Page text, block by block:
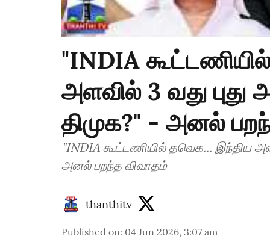
"INDIA
அளவில் 3 வது
திமுக?" - அனல்
"INDIA கூட்டணியில் தவெக... இந்திய
அனல் பறந்த விவாதம்
thanthitv
Published on: 04 Jun 2026, 3:07 am